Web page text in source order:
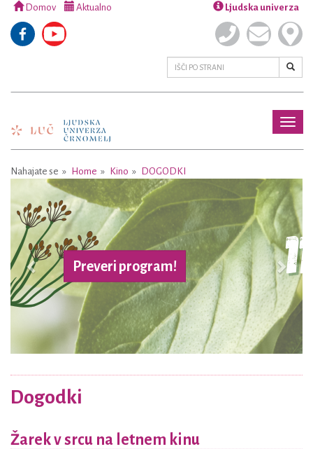
Domov Aktualno Ljudska univerza
Nahajate se Home Kino DOGODKI
Previous Next
Dogodki
Žarek v srcu na letnem kinu